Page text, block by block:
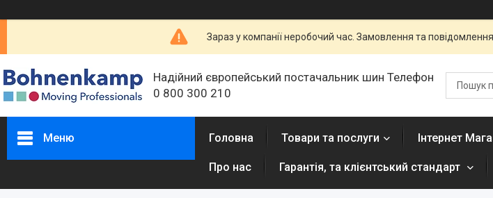
Зараз у компанії неробочий час. Замовлення та
Надійний європейський постачальник шин Телефон
0 800 300 210
Меню Головна Товари та послуги Інтернет
Про нас Гарантія, та клієнтський стандарт